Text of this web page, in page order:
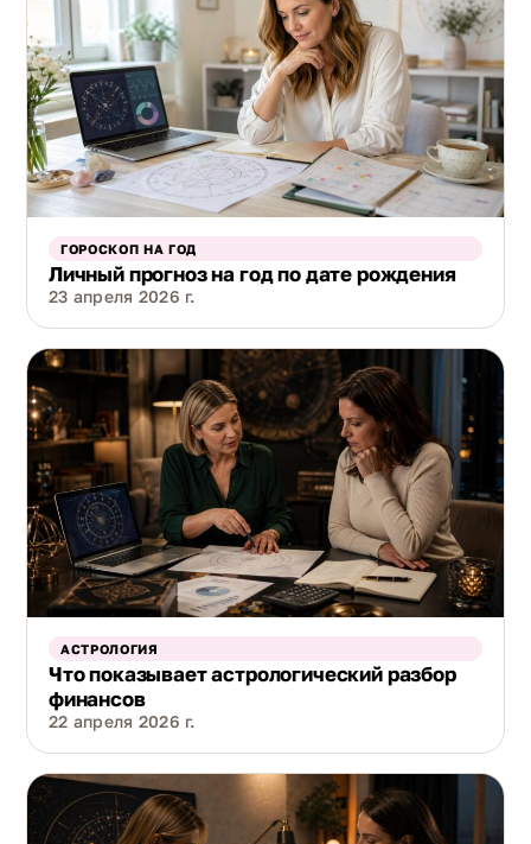
ГОРОСКОП НА ГОД
Личный прогноз на год по дате рождения
23 апреля 2026 г.
АСТРОЛОГИЯ
Что показывает астрологический разбор
финансов
22 апреля 2026 г.